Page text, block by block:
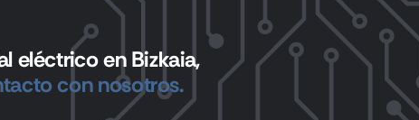
eléctrico en Bizkaia,
con nosotros.